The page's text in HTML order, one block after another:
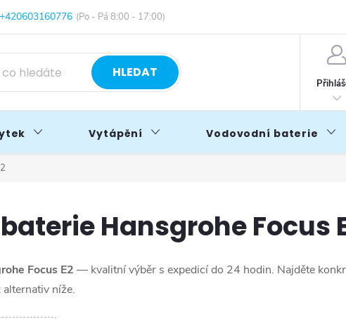
+420603160776
info@primakoupelny.cz
podmínky Blog
HLEDAT
Vytápění Vodovodní baterie
Hansgrohe Focus
Focus E2 — kvalitní výběr s expedicí do 24 hodin. Najděte
níže.